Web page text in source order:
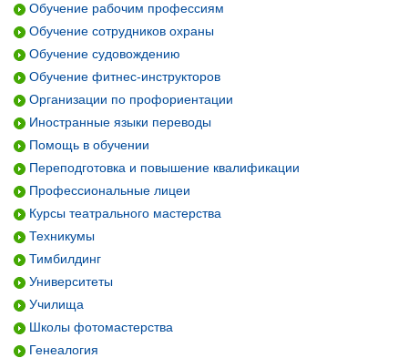
Обучение рабочим профессиям
Обучение сотрудников охраны
Обучение судовождению
Обучение фитнес-инструкторов
Организации по профориентации
Иностранные языки переводы
Помощь в обучении
Переподготовка и повышение квалификации
Профессиональные лицеи
Курсы театрального мастерства
Техникумы
Тимбилдинг
Университеты
Училища
Школы фотомастерства
Генеалогия